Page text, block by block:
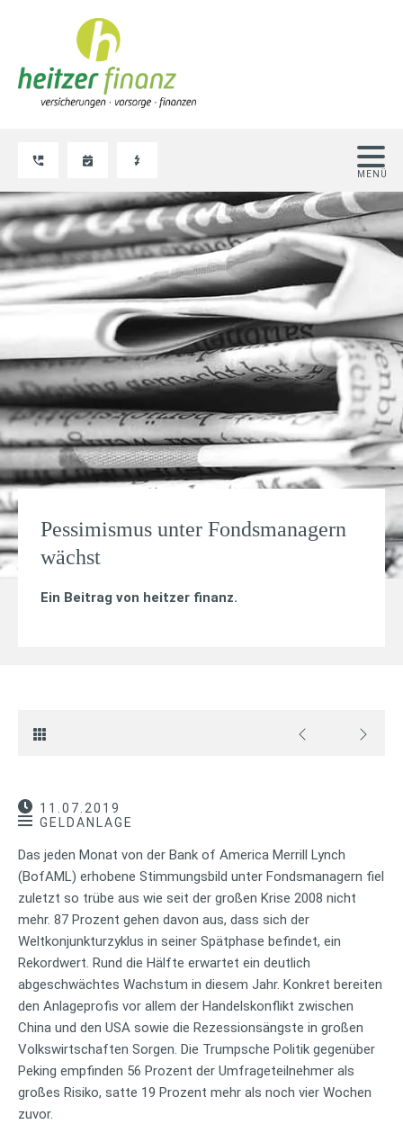
Pessimismus unter Fondsmanagern
wächst
Ein Beitrag von heitzer finanz.
11.07.2019
GELDANLAGE
Das jeden Monat von der Bank of America Merrill Lynch
(BofAML) erhobene Stimmungsbild unter Fondsmanagern fiel
zuletzt so trübe aus wie seit der großen Krise 2008 nicht
mehr. 87 Prozent gehen davon aus, dass sich der
Weltkonjunkturzyklus in seiner Spätphase befindet, ein
Rekordwert. Rund die Hälfte erwartet ein deutlich
abgeschwächtes Wachstum in diesem Jahr. Konkret bereiten
den Anlageprofis vor allem der Handelskonflikt zwischen
China und den USA sowie die Rezessionsängste in großen
Volkswirtschaften Sorgen. Die Trumpsche Politik gegenüber
Peking empfinden 56 Prozent der Umfrageteilnehmer als
großes Risiko, satte 19 Prozent mehr als noch vier Wochen
zuvor.